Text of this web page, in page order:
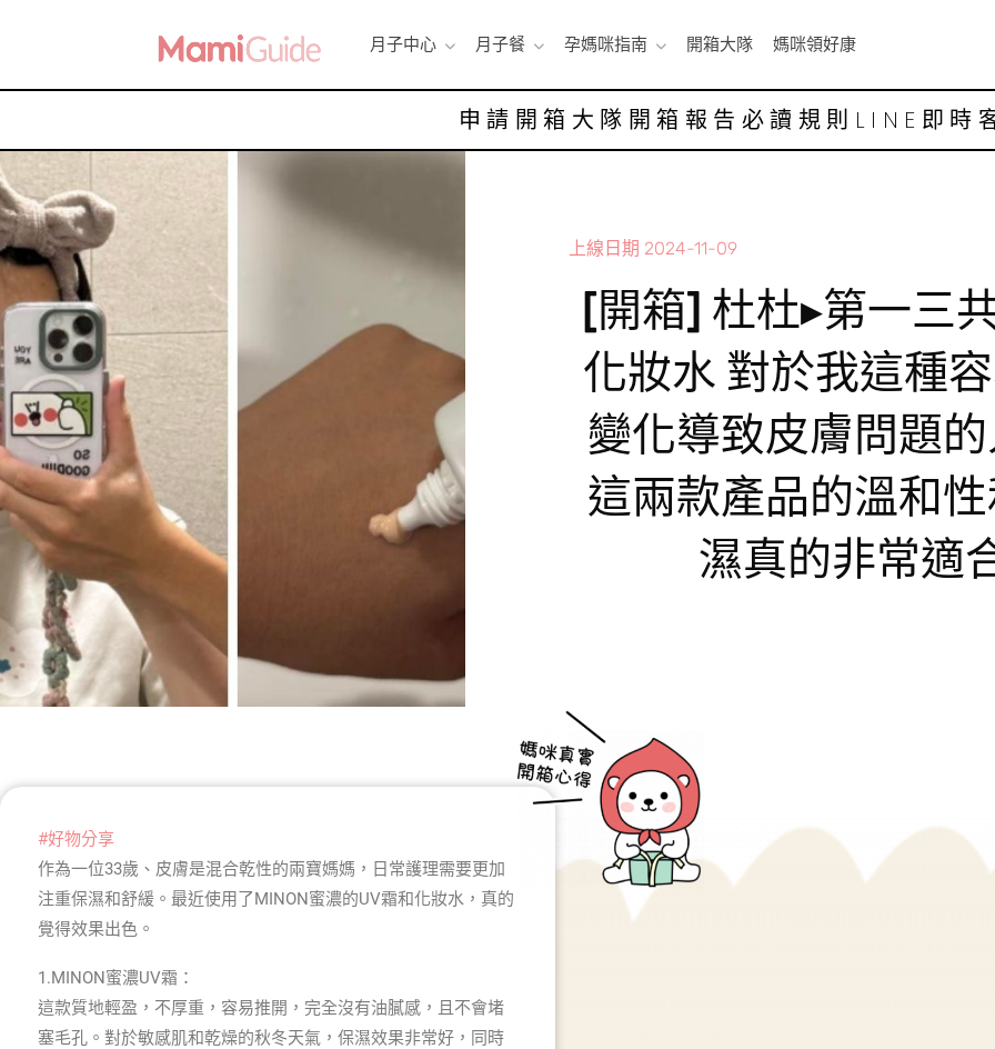
月子中心 月子餐 孕媽咪指南 開箱大隊 媽咪領好康
申請開箱大隊 開箱報告 必讀規則 LINE即時
上線日期 2024-11-09
[開箱] 杜杜▸第一三
化妝水 對於我這種
變化導致皮膚問題
這兩款產品的溫和
濕真的非常適
#好物分享
作為一位33歲、皮膚是混合乾性的兩寶媽媽，日常護理需要更加
注重保濕和舒緩。最近使用了MINON蜜濃的UV霜和化妝水，真的
覺得效果出色。
1.MINON蜜濃UV霜：
這款質地輕盈，不厚重，容易推開，完全沒有油膩感，且不會堵
塞毛孔。對於敏感肌和乾燥的秋冬天氣，保濕效果非常好，同時